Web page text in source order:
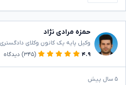
حمزه مرادی نژاد
وکیل پایه یک کانون وکلای دادگستری
۴.۹
(۳۴۵) دیدگاه
۵ سال پیش